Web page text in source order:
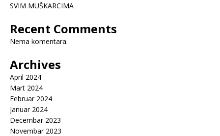
SVIM MUŠKARCIMA
Recent Comments
Nema komentara.
Archives
April 2024
Mart 2024
Februar 2024
Januar 2024
Decembar 2023
Novembar 2023